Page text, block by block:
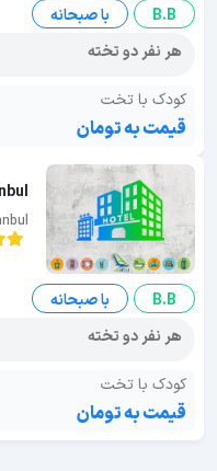
B.B
با صبحانه
هر نفر دو تخته
کودک با تخت
قیمت به تومان
B.B
با صبحانه
هر نفر دو تخته
کودک با تخت
قیمت به تومان